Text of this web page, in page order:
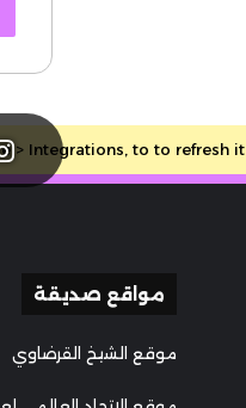
> Integrations, to to refresh it.
مواقع صديقة
موقع الشيخ القرضاوي